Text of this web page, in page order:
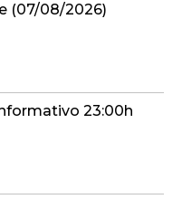
(07/08/2026)
23:00h